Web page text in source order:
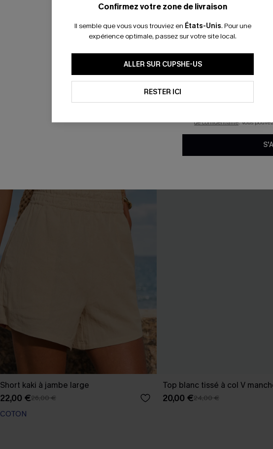
Combinaison bleue à col rond et jambe
Short rayé décontracté à
25,00 €
Short kaki à jambe large
22,00 €26,00 €
COTON
Top blanc tissé à col V
20,00 €24,00 €
Confirmez votre zone de livraison
Il semble que vous vous trouviez en États-Unis. Pour une
expérience optimale, passez sur votre site local.
ALLER SUR CUPSHE-US
RESTER ICI
*Un code par
En soumettant votre adresse
mails marketing (y compris
reconnaissez avoir pris
pouvons utiliser les données
technologies de suivi, telles
savoir si ceux-ci ont été
personnaliser nos contenus
produits susceptibles de
de confidentialité. Vous